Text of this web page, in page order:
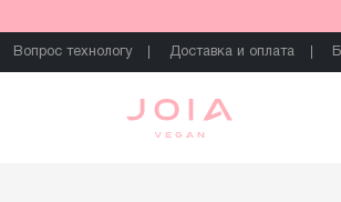
Вопрос технологу Доставка и оплата